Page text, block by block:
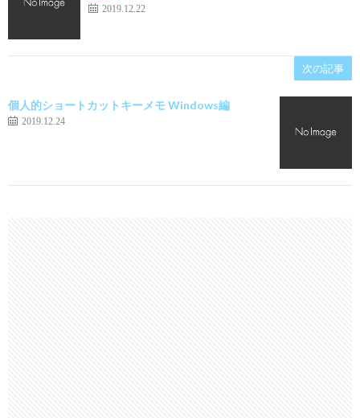
2019.12.22
次の記事
個人的ショートカットキーメモ Windows編
2019.12.24